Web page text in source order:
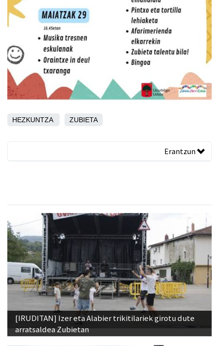
HEZKUNTZA ZUBIETA
Erantzun
[IRUDITAN] Izer eta Alabier trikitilariek girotu dute
arratsaldea Zubietan